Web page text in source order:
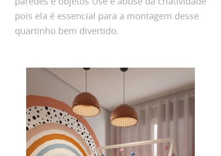
pois ela é essencial para a montagem desse
quartinho bem divertido.